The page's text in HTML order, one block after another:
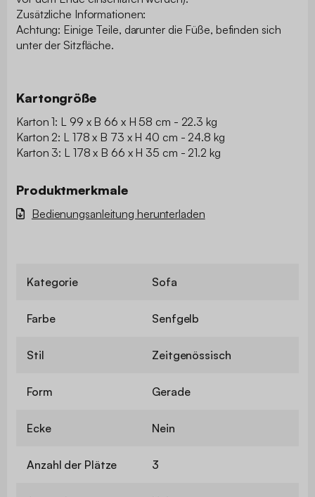
Zusätzliche Informationen:
Achtung: Einige Teile, darunter die Füße, befinden sich
unter der Sitzfläche.
Kartongröße
Karton 1: L 99 x B 66 x H 58 cm - 22.3 kg
Karton 2: L 178 x B 73 x H 40 cm - 24.8 kg
Karton 3: L 178 x B 66 x H 35 cm - 21.2 kg
Produktmerkmale
Bedienungsanleitung herunterladen
Kategorie Sofa
Farbe Senfgelb
Stil Zeitgenössisch
Form Gerade
Ecke Nein
Anzahl der Plätze 3